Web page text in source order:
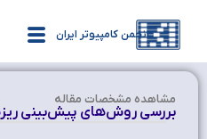
انجمن کامپیوتر ایران
مشاهده‌ مشخصات مقاله
بررسی روش‌های پیش‌بینی